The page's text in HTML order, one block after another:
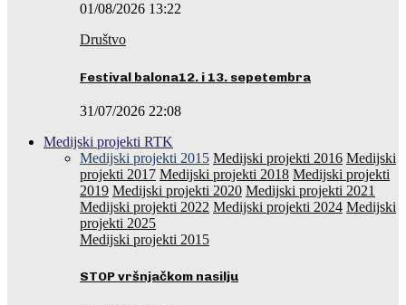
01/08/2026 13:22
Društvo
Festival balona12. i 13. sepetembra
31/07/2026 22:08
Medijski projekti RTK
Medijski projekti 2015 Medijski projekti 2016 Medijski
projekti 2017 Medijski projekti 2018 Medijski projekti
2019 Medijski projekti 2020 Medijski projekti 2021
Medijski projekti 2022 Medijski projekti 2024 Medijski
projekti 2025
Medijski projekti 2015
STOP vršnjačkom nasilju